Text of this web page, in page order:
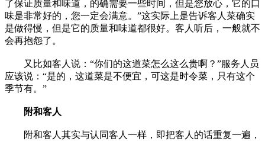
了保证质量和味道，的确需要一些时间，但是您放心，它的口
味是非常好的，您一定会满意。”这实际上是告诉客人菜确实
是做得慢，但是它的质量和味道都很好。客人听后，一般就不
会再抱怨了。
又比如客人说：“你们的这道菜怎么这么贵啊？”服务人员
应该说：“是的，这道菜是不便宜，可这是时令菜，只有这个
季节有。”
附和客人
附和客人其实与认同客人一样，即把客人的话重复一遍，